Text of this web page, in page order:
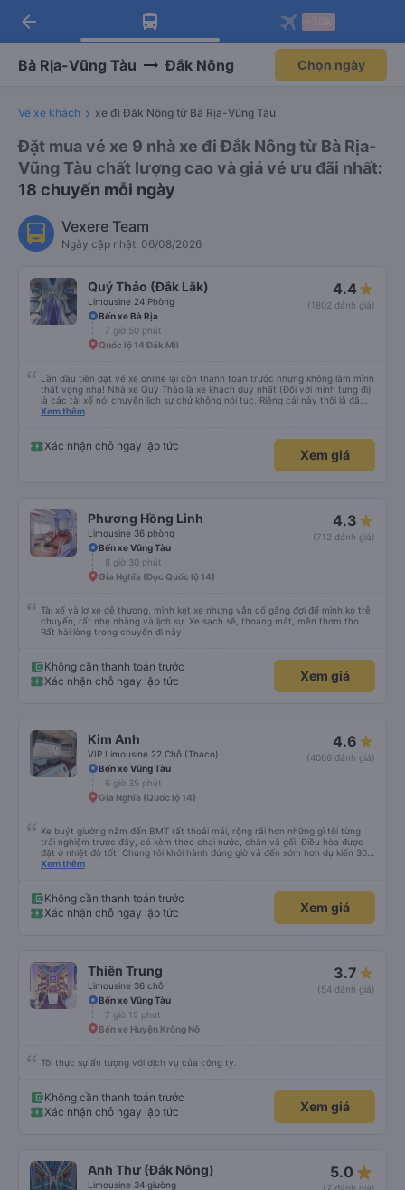
Tải app Vexere ngay!
Nhận ưu đãi thành viên độc
Mở app
Tải app Vexere
-30k/ghế khi đặt vé máy bay qua
Mở app
arrow_back
Bà Rịa-Vũng Tàu Đắk Nông Chọn ngày
Vé xe khách xe đi Đăk Nông từ Bà Rịa-Vũng Tàu
Đặt mua vé xe 9 nhà xe đi Đắk Nông từ Bà Rịa-
Vũng Tàu chất lượng cao và giá vé ưu đãi nhất:
18 chuyến mỗi ngày
Vexere Team
Ngày cập nhật: 06/08/2026
Quý Thảo (Đắk Lắk)
Limousine 24 Phòng
4.4
(1802 đánh giá)
Bến xe Bà Rịa
7 giờ 50 phút
Quốc lộ 14 Đăk Mil
Lần đầu tiên đặt vé xe online lại còn thanh toán trước nhưng không làm mình
thất vọng nha! Nhà xe Quý Thảo là xe khách duy nhất (Đối với mình từng đi)
là các tài xế nói chuyện lịch sự chứ không nói tục. Riêng cái này thôi là đã
đánh giá 5 sao rồi. Chú tài xế còn uống pepsi rất dễ thương chứ không có
Xem thêm
Xác nhận chỗ ngay lập tức
Xem giá
Phương Hồng Linh
Limousine 36 phòng
4.3
(712 đánh giá)
Bến xe Vũng Tàu
8 giờ 30 phút
Gia Nghĩa (Dọc Quốc lộ 14)
Tài xế và lơ xe dễ thương, mình kẹt xe nhưng vẫn cố gắng đợi để mình ko trễ
chuyến, rất nhẹ nhàng và lịch sự. Xe sạch sẽ, thoáng mát, mền thơm tho.
Rất hài lòng trong chuyến đi này
Không cần thanh toán trước
Xác nhận chỗ ngay lập tức
Xem giá
Kim Anh
VIP Limousine 22 Chỗ (Thaco)
4.6
(4066 đánh giá)
Bến xe Vũng Tàu
6 giờ 35 phút
Gia Nghĩa (Quốc lộ 14)
Xe buýt giường nằm đến BMT rất thoải mái, rộng rãi hơn những gì tôi từng
trải nghiệm trước đây, có kèm theo chai nước, chăn và gối. Điều hòa được
đặt ở nhiệt độ tốt. Chúng tôi khởi hành đúng giờ và đến sớm hơn dự kiến 30
phút. Tài xế rất tuyệt so với những tài xế khác ở Việt Nam! Không quá nhiều
GPS và biển số xe vì tôi phải tìm kiếm xung quanh bến xe để tìm thấy nó, đây
là vấn đề của bến xe Đà Lạt (không phải tất cả các xe buýt đều có bảng
thông tin), chứ không phải của công ty.
Xem thêm
Không cần thanh toán trước
Xác nhận chỗ ngay lập tức
Xem giá
Thiên Trung
Limousine 36 chỗ
3.7
(54 đánh giá)
Bến xe Vũng Tàu
7 giờ 15 phút
Bến xe Huyện Krông Nô
Tôi thực sự ấn tượng với dịch vụ của công ty.
Không cần thanh toán trước
Xác nhận chỗ ngay lập tức
Xem giá
Anh Thư (Đắk Nông)
Limousine 34 giường
5.0 star_rate